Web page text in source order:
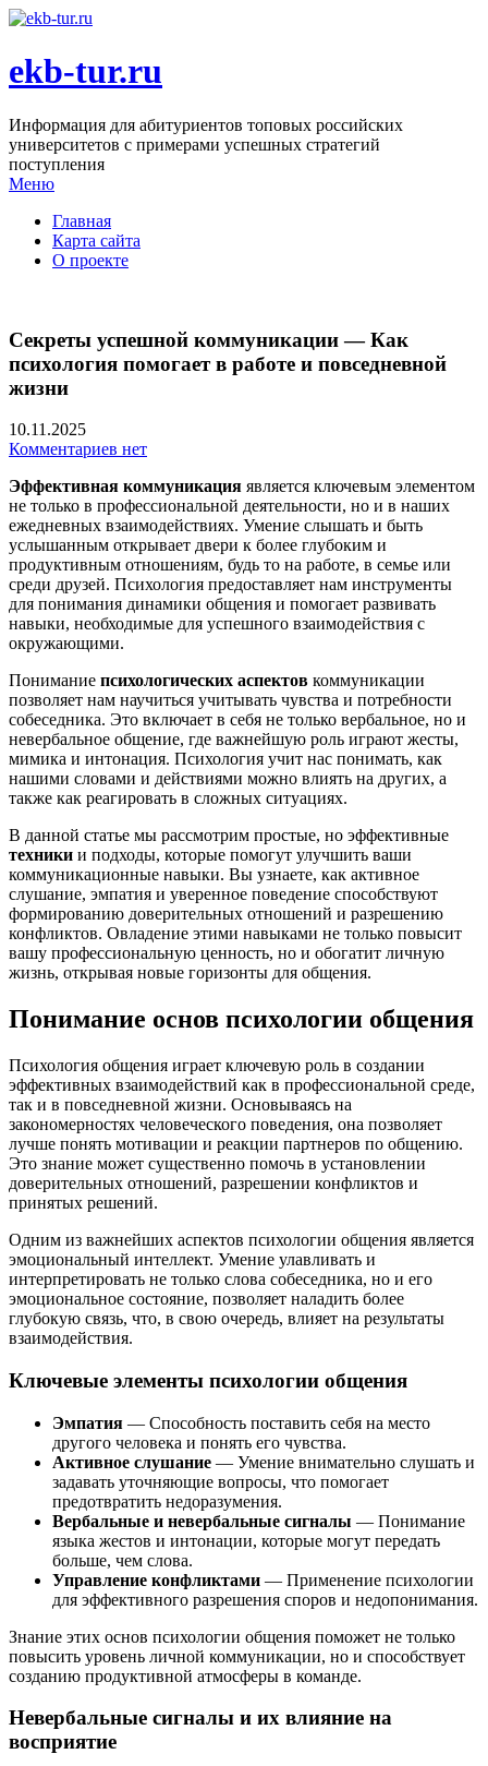
ekb-tur.ru
Информация для абитуриентов топовых российских
университетов с примерами успешных стратегий
поступления
Меню
Главная
Карта сайта
О проекте
Секреты успешной коммуникации — Как
психология помогает в работе и повседневной
жизни
10.11.2025
Комментариев нет
Эффективная коммуникация является ключевым элементом
не только в профессиональной деятельности, но и в наших
ежедневных взаимодействиях. Умение слышать и быть
услышанным открывает двери к более глубоким и
продуктивным отношениям, будь то на работе, в семье или
среди друзей. Психология предоставляет нам инструменты
для понимания динамики общения и помогает развивать
навыки, необходимые для успешного взаимодействия с
окружающими.
Понимание психологических аспектов коммуникации
позволяет нам научиться учитывать чувства и потребности
собеседника. Это включает в себя не только вербальное, но и
невербальное общение, где важнейшую роль играют жесты,
мимика и интонация. Психология учит нас понимать, как
нашими словами и действиями можно влиять на других, а
также как реагировать в сложных ситуациях.
В данной статье мы рассмотрим простые, но эффективные
техники и подходы, которые помогут улучшить ваши
коммуникационные навыки. Вы узнаете, как активное
слушание, эмпатия и уверенное поведение способствуют
формированию доверительных отношений и разрешению
конфликтов. Овладение этими навыками не только повысит
вашу профессиональную ценность, но и обогатит личную
жизнь, открывая новые горизонты для общения.
Понимание основ психологии общения
Психология общения играет ключевую роль в создании
эффективных взаимодействий как в профессиональной среде,
так и в повседневной жизни. Основываясь на
закономерностях человеческого поведения, она позволяет
лучше понять мотивации и реакции партнеров по общению.
Это знание может существенно помочь в установлении
доверительных отношений, разрешении конфликтов и
принятых решений.
Одним из важнейших аспектов психологии общения является
эмоциональный интеллект. Умение улавливать и
интерпретировать не только слова собеседника, но и его
эмоциональное состояние, позволяет наладить более
глубокую связь, что, в свою очередь, влияет на результаты
взаимодействия.
Ключевые элементы психологии общения
Эмпатия — Способность поставить себя на место
другого человека и понять его чувства.
Активное слушание — Умение внимательно слушать и
задавать уточняющие вопросы, что помогает
предотвратить недоразумения.
Вербальные и невербальные сигналы — Понимание
языка жестов и интонации, которые могут передать
больше, чем слова.
Управление конфликтами — Применение психологии
для эффективного разрешения споров и недопонимания.
Знание этих основ психологии общения поможет не только
повысить уровень личной коммуникации, но и способствует
созданию продуктивной атмосферы в команде.
Невербальные сигналы и их влияние на
восприятие